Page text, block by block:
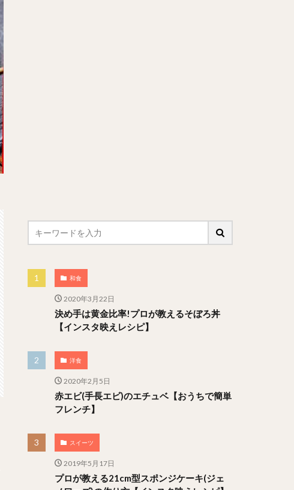
和食
2020年3月22日
決め手は黄金比率!プロが教えるそぼろ丼
【インスタ映えレシピ】
洋食
2020年2月5日
赤エビ(手長エビ)のエチュベ【おうちで簡単
フレンチ】
スイーツ
2019年5月17日
プロが教える21cm型スポンジケーキ(ジェ